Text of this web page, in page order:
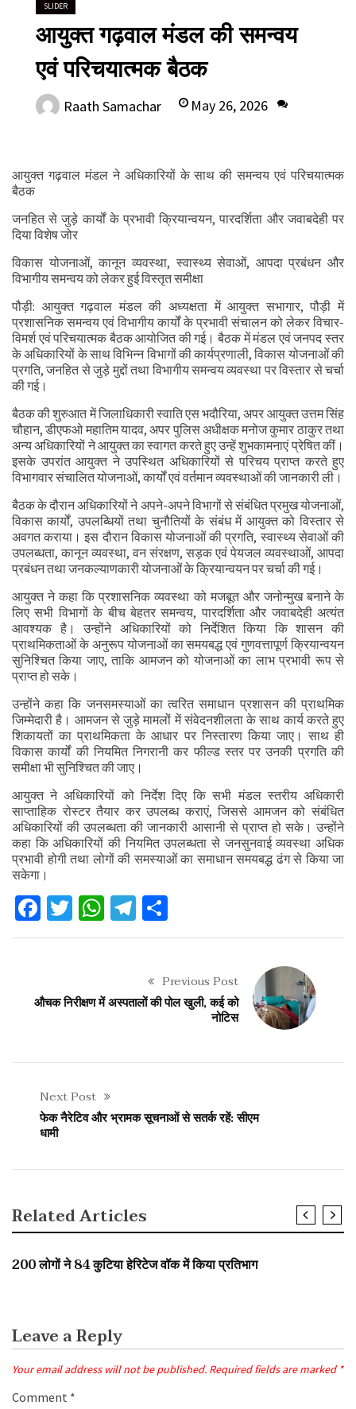
SLIDER
आयुक्त गढ़वाल मंडल की समन्वय
एवं परिचयात्मक बैठक
Raath Samachar May 26, 2026
आयुक्त गढ़वाल मंडल ने अधिकारियों के साथ की समन्वय एवं परिचयात्मक
बैठक
जनहित से जुड़े कार्यों के प्रभावी क्रियान्वयन, पारदर्शिता और जवाबदेही पर
दिया विशेष जोर
विकास योजनाओं, कानून व्यवस्था, स्वास्थ्य सेवाओं, आपदा प्रबंधन और
विभागीय समन्वय को लेकर हुई विस्तृत समीक्षा
पौड़ी: आयुक्त गढ़वाल मंडल की अध्यक्षता में आयुक्त सभागार, पौड़ी में
प्रशासनिक समन्वय एवं विभागीय कार्यों के प्रभावी संचालन को लेकर विचार-
विमर्श एवं परिचयात्मक बैठक आयोजित की गई। बैठक में मंडल एवं जनपद स्तर
के अधिकारियों के साथ विभिन्न विभागों की कार्यप्रणाली, विकास योजनाओं की
प्रगति, जनहित से जुड़े मुद्दों तथा विभागीय समन्वय व्यवस्था पर विस्तार से चर्चा
की गई।
बैठक की शुरुआत में जिलाधिकारी स्वाति एस भदौरिया, अपर आयुक्त उत्तम सिंह
चौहान, डीएफओ महातिम यादव, अपर पुलिस अधीक्षक मनोज कुमार ठाकुर तथा
अन्य अधिकारियों ने आयुक्त का स्वागत करते हुए उन्हें शुभकामनाएं प्रेषित कीं।
इसके उपरांत आयुक्त ने उपस्थित अधिकारियों से परिचय प्राप्त करते हुए
विभागवार संचालित योजनाओं, कार्यों एवं वर्तमान व्यवस्थाओं की जानकारी ली।
बैठक के दौरान अधिकारियों ने अपने-अपने विभागों से संबंधित प्रमुख योजनाओं,
विकास कार्यों, उपलब्धियों तथा चुनौतियों के संबंध में आयुक्त को विस्तार से
अवगत कराया। इस दौरान विकास योजनाओं की प्रगति, स्वास्थ्य सेवाओं की
उपलब्धता, कानून व्यवस्था, वन संरक्षण, सड़क एवं पेयजल व्यवस्थाओं, आपदा
प्रबंधन तथा जनकल्याणकारी योजनाओं के क्रियान्वयन पर चर्चा की गई।
आयुक्त ने कहा कि प्रशासनिक व्यवस्था को मजबूत और जनोन्मुख बनाने के
लिए सभी विभागों के बीच बेहतर समन्वय, पारदर्शिता और जवाबदेही अत्यंत
आवश्यक है। उन्होंने अधिकारियों को निर्देशित किया कि शासन की
प्राथमिकताओं के अनुरूप योजनाओं का समयबद्ध एवं गुणवत्तापूर्ण क्रियान्वयन
सुनिश्चित किया जाए, ताकि आमजन को योजनाओं का लाभ प्रभावी रूप से
प्राप्त हो सके।
उन्होंने कहा कि जनसमस्याओं का त्वरित समाधान प्रशासन की प्राथमिक
जिम्मेदारी है। आमजन से जुड़े मामलों में संवेदनशीलता के साथ कार्य करते हुए
शिकायतों का प्राथमिकता के आधार पर निस्तारण किया जाए। साथ ही
विकास कार्यों की नियमित निगरानी कर फील्ड स्तर पर उनकी प्रगति की
समीक्षा भी सुनिश्चित की जाए।
आयुक्त ने अधिकारियों को निर्देश दिए कि सभी मंडल स्तरीय अधिकारी
साप्ताहिक रोस्टर तैयार कर उपलब्ध कराएं, जिससे आमजन को संबंधित
अधिकारियों की उपलब्धता की जानकारी आसानी से प्राप्त हो सके। उन्होंने
कहा कि अधिकारियों की नियमित उपलब्धता से जनसुनवाई व्यवस्था अधिक
प्रभावी होगी तथा लोगों की समस्याओं का समाधान समयबद्ध ढंग से किया जा
सकेगा।
Facebook
Twitter
WhatsApp
Telegram
Previous Post
औचक निरीक्षण में अस्पतालों की पोल खुली, कई को
नोटिस
Next Post
फेक नैरेटिव और भ्रामक सूचनाओं से सतर्क रहें: सीएम
धामी
Related Articles
200 लोगों ने 84 कुटिया हेरिटेज वॉक में किया प्रतिभाग
Leave a Reply
Your email address will not be published. Required fields are marked *
Comment *